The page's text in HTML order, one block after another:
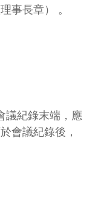
事長章） 。
議紀錄末端，應
會議紀錄後，